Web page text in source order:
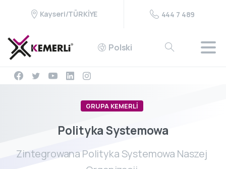
Kayseri/TÜRKİYE 444 7 489
Polski
GRUPA KEMERLİ
PolitykaSystemowa
Zintegrowana Polityka Systemowa Naszej